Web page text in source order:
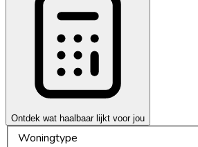
Ontdek wat haalbaar lijkt voor jou
Woningtype